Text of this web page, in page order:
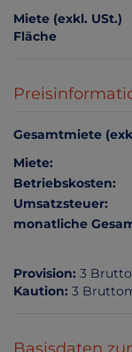
Miete (exkl. USt.)
Fläche
Gesamtmiete
Miete:
Betriebskosten:
Umsatzsteuer:
monatliche
Provision: 3
Kaution: 3